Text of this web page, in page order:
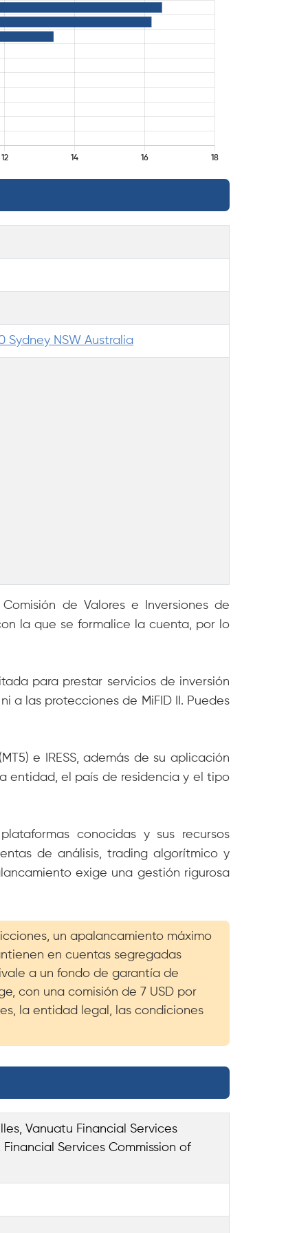
Sydney NSW Australia
de Valores e Inversiones de
la que se formalice la cuenta, por lo
para prestar servicios de inversión
a las protecciones de MiFID II. Puedes
e IRESS, además de su aplicación
entidad, el país de residencia y el tipo
conocidas y sus recursos
de análisis, trading algorítmico y
exige una gestión rigurosa
un apalancamiento máximo
en cuentas segregadas
a un fondo de garantía de
con una comisión de 7 USD por
la entidad legal, las condiciones
Vanuatu Financial Services
Services Commission of